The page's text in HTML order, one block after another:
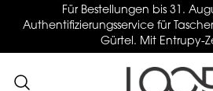
Für Bestellungen bis 31.
Authentifizierungsservice für
Gürtel. Mit Entrupy-